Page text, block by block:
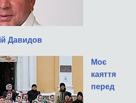
Давидов
Моє
каяття
перед